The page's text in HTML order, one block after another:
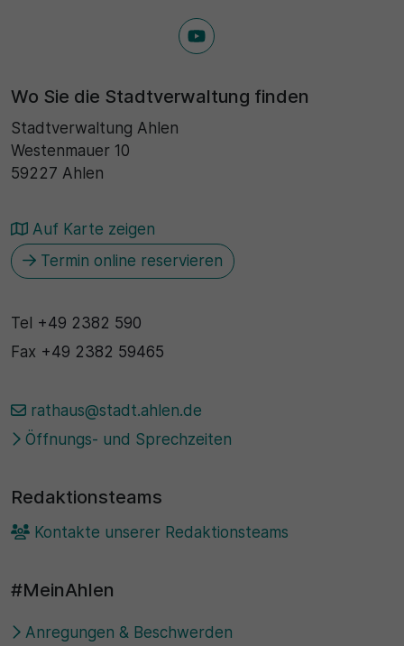
Wo Sie die Stadtverwaltung finden
Stadtverwaltung Ahlen
Westenmauer 10
59227 Ahlen
Auf Karte zeigen
Termin online reservieren
Tel +49 2382 590
Fax +49 2382 59465
rathaus@stadt.ahlen.de
Öffnungs- und Sprechzeiten
Redaktionsteams
Kontakte unserer Redaktionsteams
#MeinAhlen
Anregungen & Beschwerden
Zweck
Wird für statistische Zwecke verwendet, um
vorübergehende Daten des Besuchs zu speichern.